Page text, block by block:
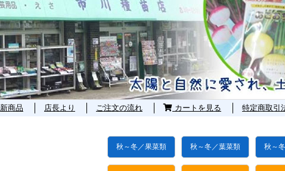
新商品 店長より ご注文の流れ カートを見る 特定商取引
秋～冬／果菜類 秋～冬／葉菜類 秋～